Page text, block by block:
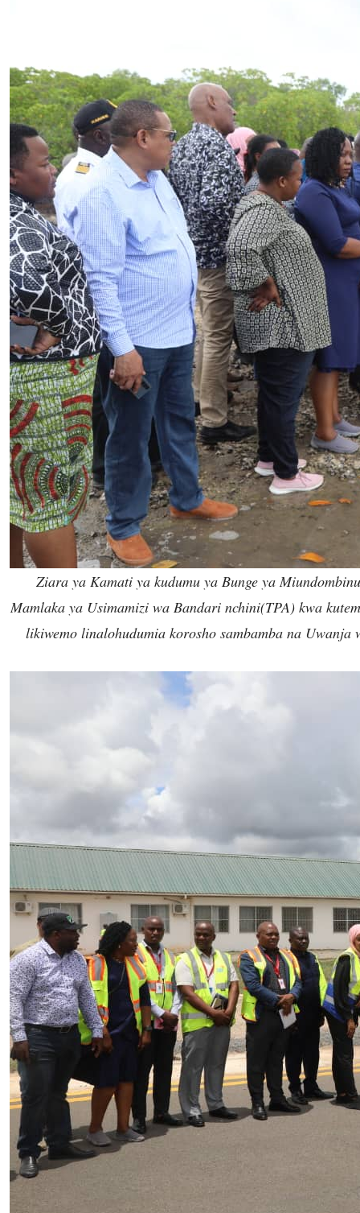
Ziara ya Kamati ya kudumu ya Bunge ya
Mamlaka ya Usimamizi wa Bandari nchini(TPA) kwa
likiwemo linalohudumia korosho sambamba na